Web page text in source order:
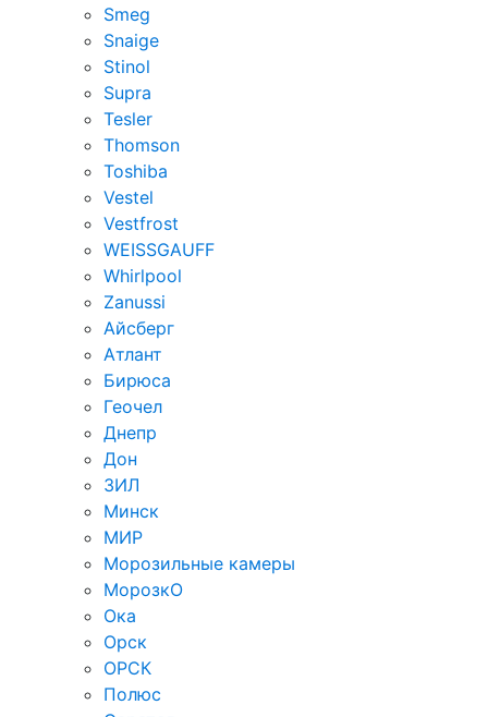
Smeg
Snaige
Stinol
Supra
Tesler
Thomson
Toshiba
Vestel
Vestfrost
WEISSGAUFF
Whirlpool
Zanussi
Айсберг
Атлант
Бирюса
Геочел
Днепр
Дон
ЗИЛ
Минск
МИР
Морозильные камеры
МорозкО
Ока
Орск
ОРСК
Полюс